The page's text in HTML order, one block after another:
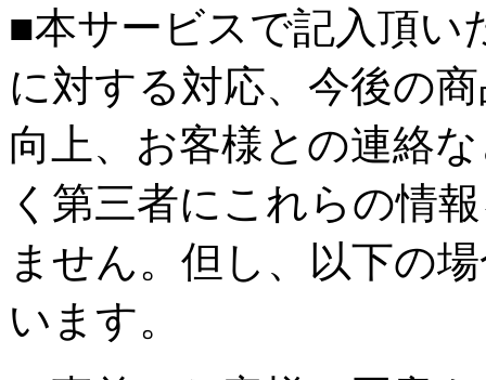
■本サービスで記入頂い
に対する対応、今後の
向上、お客様との連絡
く第三者にこれらの情
ません。但し、以下の
います。